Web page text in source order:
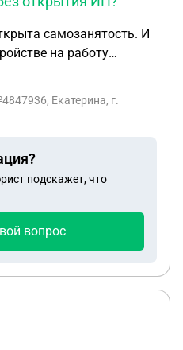
самозанятость. И
на работу
НПД. Я открыла, но
самозанятость? И
Екатерина, г.
подскажет, что
вопрос